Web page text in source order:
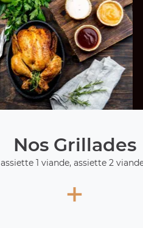
Nos Grillades
assiette 1 viande, assiette 2
+